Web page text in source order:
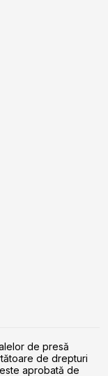
de presă
de drepturi
aprobată de